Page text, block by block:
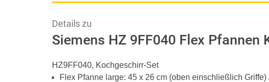
Details zu
Siemens HZ 9FF040 Flex Pfannen
HZ9FF040, Kochgeschirr-Set
Flex Pfanne large: 45 x 26 cm (oben einschließlich Griffe)